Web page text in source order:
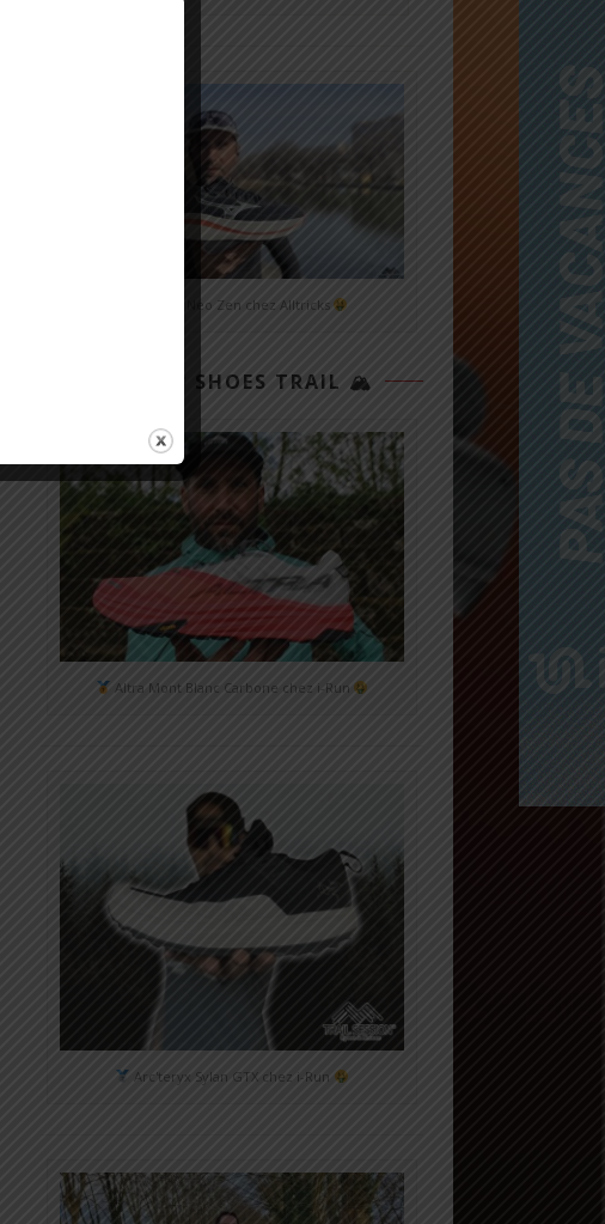
Mizuno Neo Zen chez Alltricks
TOP 3 SHOES TRAIL 🏔
Altra Mont Blanc Carbone chez i-Run
Arc'teryx Sylan GTX chez i-Run